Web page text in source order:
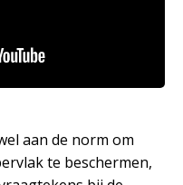
aan de norm om
te beschermen,